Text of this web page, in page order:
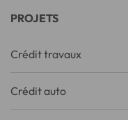
PROJETS
Crédit travaux
Crédit auto